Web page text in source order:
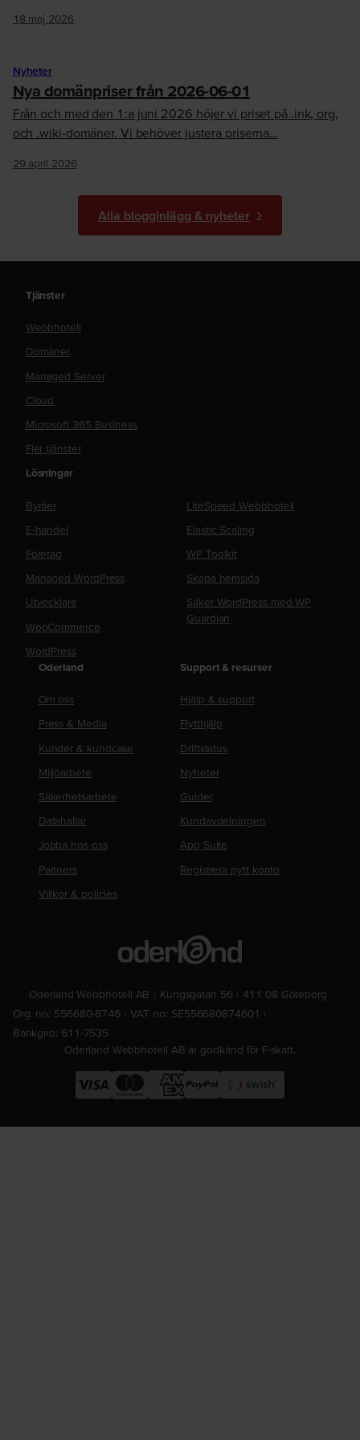
18 maj 2026
Nyheter
Nya domänpriser från 2026-06-01
Från och med den 1:a juni 2026 höjer vi priset på .ink, org,
och .wiki-domäner. Vi behöver justera priserna…
29 april 2026
Alla blogginlägg & nyheter
Tjänster
Webbhotell
Domäner
Managed Server
Cloud
Microsoft 365 Business
Fler tjänster
Lösningar
Byråer
E-handel
Företag
Managed WordPress
Utvecklare
WooCommerce
WordPress
LiteSpeed Webbhotell
Elastic Scaling
WP Toolkit
Skapa hemsida
Säker WordPress med WP
Guardian
Oderland
Om oss
Press & Media
Kunder & kundcase
Miljöarbete
Säkerhetsarbete
Datahallar
Jobba hos oss
Partners
Villkor & policies
Support & resurser
Hjälp & support
Flytthjälp
Driftstatus
Nyheter
Guider
Kundavdelningen
App Suite
Registrera nytt konto
Oderland Webbhotell AB Kungsgatan 56
411 08 Göteborg
Org. no: 556680-8746
VAT no: SE556680874601
Bankgiro: 611-7535
Oderland Webbhotell AB är godkänd för F-skatt.